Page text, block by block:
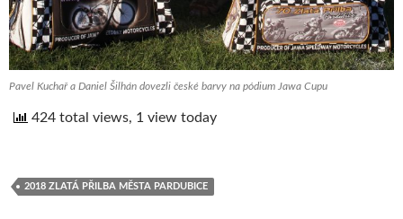
Pavel Kuchař a Daniel Šilhán dovezli české barvy na pódium Jawa Cupu
424 total views, 1 view today
2018 ZLATÁ PŘILBA MĚSTA PARDUBICE